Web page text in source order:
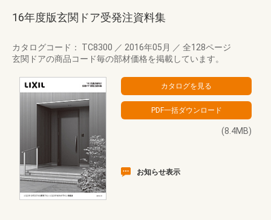
16年度版玄関ドア受発注資料集
カタログコード： TC8300 ／ 2016年05月 ／ 全128ページ
玄関ドアの商品コード毎の部材価格を掲載しています。
(8.4MB)
お知らせ表示